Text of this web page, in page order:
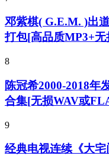
邓紫棋( G.E.M. )出
打包[高品质MP3+
8
陈冠希2000-2018年
合集[无损WAV或
9
经典电视连续《大